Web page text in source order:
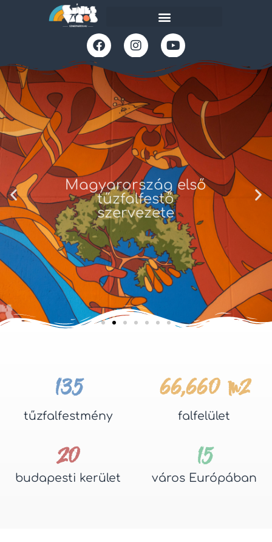
Magyarország első
tűzfalfestő
szervezete
tűzfalfestmény
135
falfelület
66,660 m2
budapesti kerület
20
város Európában
15